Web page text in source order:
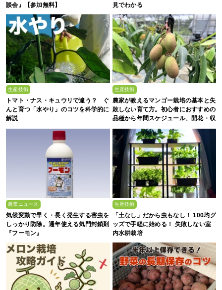
談会』【参加無料】
見でわかる
生産技術
トマト・ナス・キュウリで違う？ ぐ
んと育つ「水やり」のコツを科学的に
解説
生産技術
農家が教えるマンゴー栽培の基本と失
敗しない育て方。初心者におすすめの
品種から年間スケジュール、開花・収
穫のコツまで徹底解説
農業ニュース
気候変動で早く・長く発生する害虫を
しっかり防除。通年使える気門封鎖剤
『フーモン』
生産技術
「土なし」だから虫もなし！ 100均グ
ッズで手軽に始める！ 失敗しない室
内水耕栽培